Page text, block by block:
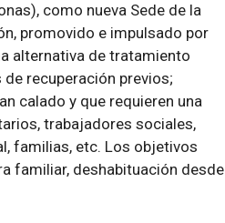
como nueva Sede de la
promovido e impulsado por
alternativa de tratamiento
recuperación previos;
calado y que requieren una
trabajadores sociales,
familias, etc. Los objetivos
familiar, deshabituación desde